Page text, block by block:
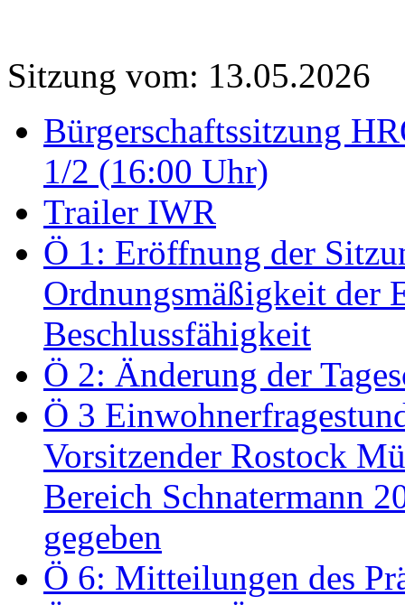
Sitzung vom: 13.05.2026
Bürgerschaftssitzung
1/2 (16:00 Uhr)
Trailer IWR
Ö 1: Eröffnung der
Ordnungsmäßigkeit der
Beschlussfähigkeit
Ö 2: Änderung der
Ö 3
Vorsitzender Rostock
Bereich Schnatermann
gegeben
Ö 6: Mitteilungen des